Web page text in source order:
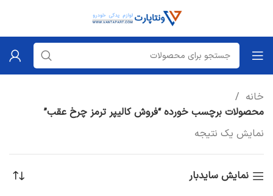
خانه
محصولات برچسب خورده “فروش کالیپر ترمز چرخ عقب”
نمایش یک نتیجه
نمایش سایدبار